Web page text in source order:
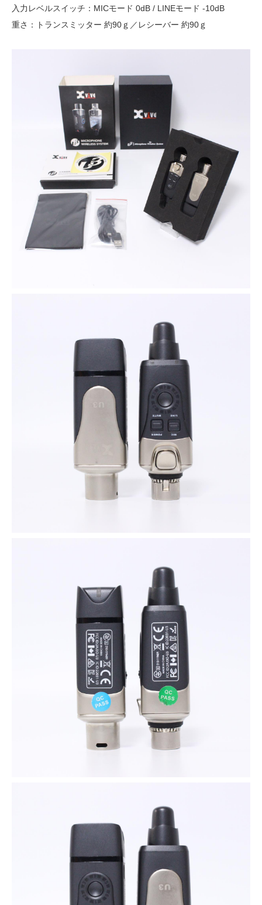
入力レベルスイッチ：MICモード 0dB / LINEモード -10dB
重さ：トランスミッター 約90ｇ／レシーバー 約90ｇ